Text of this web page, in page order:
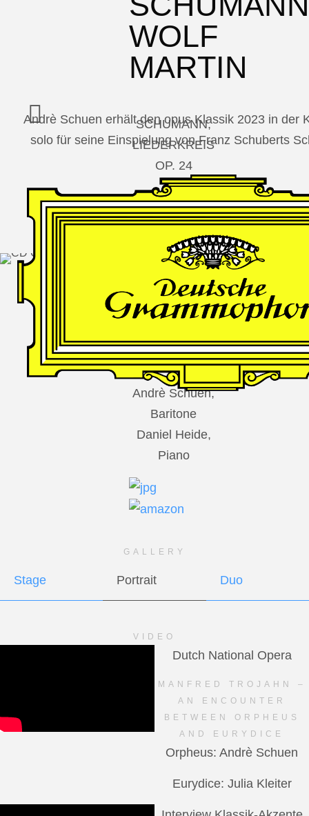
WOLF
MARTIN
SCHUMANN,
LIEDERKREIS
OP. 24
SECHS
MONOLOGE
AUS
JEDERMANN
GESÄNGE
DES
Andrè Schuen,
Baritone
Daniel Heide,
Piano
GALLERY
Stage Portrait Duo
VIDEO
Dutch National Opera
MANFRED TROJAHN –
AN ENCOUNTER
BETWEEN ORPHEUS
AND EURYDICE
Orpheus: Andrè Schuen
Eurydice: Julia Kleiter
Andrè Schuen erhält den opus Klassik 2023 in der
solo für seine Einspielung von Franz Schuberts